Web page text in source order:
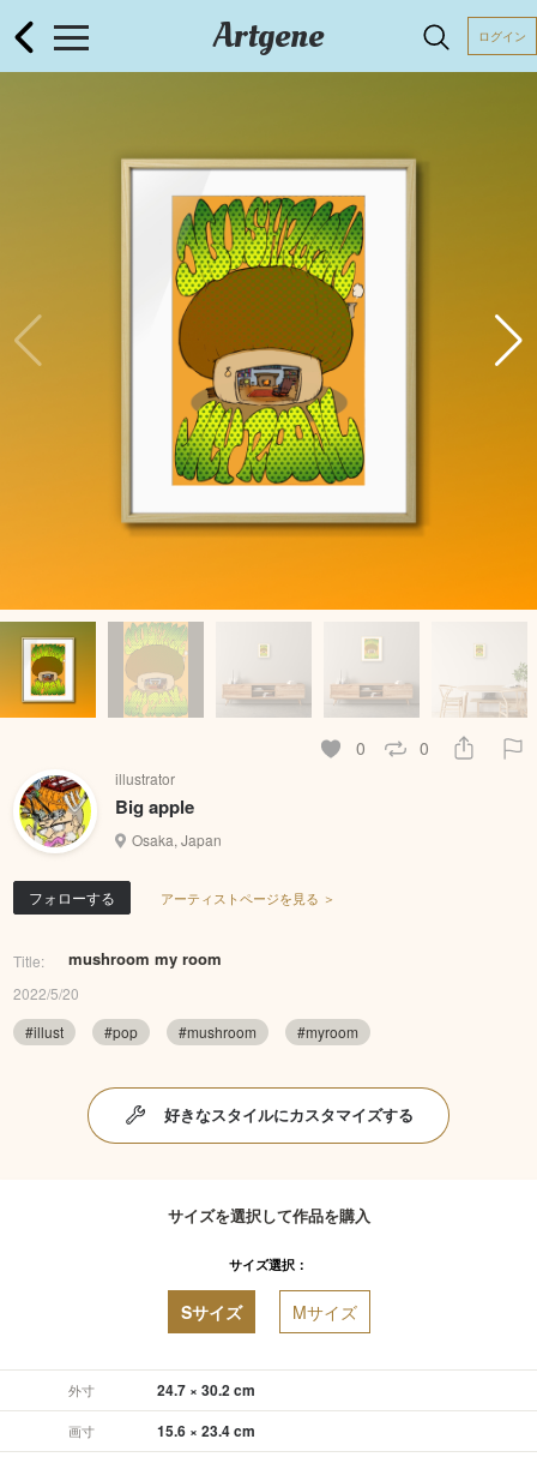
Artgene ログイン
0 0
illustrator
Big apple
Osaka, Japan
フォローする アーティストページを見る ＞
Title: mushroom my room
2022/5/20
#illust
#pop #mushroom #myroom
好きなスタイルにカスタマイズする
サイズを選択して作品を購入
サイズ選択：
Sサイズ Mサイズ
外寸 24.7 × 30.2 cm
画寸 15.6 × 23.4 cm